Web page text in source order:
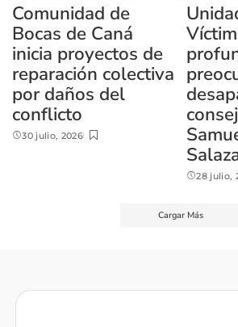
Comunidad de
Bocas de Caná
inicia proyectos de
reparación colectiva
por daños del
conflicto
30 julio, 2026
28 julio,
Cargar Más